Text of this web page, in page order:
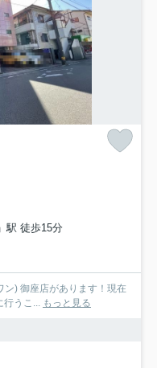
駅 徒歩15分
) 御座店があります！現在
うこ...
もっと見る